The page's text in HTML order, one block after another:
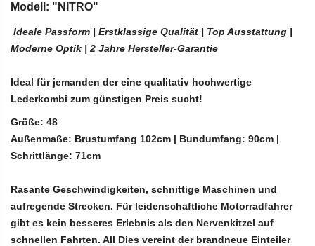
Modell: "NITRO"
Ideale Passform | Erstklassige Qualität | Top Ausstattung |
Moderne Optik | 2 Jahre Hersteller-Garantie
Ideal für jemanden der eine qualitativ hochwertige
Lederkombi zum günstigen Preis sucht!
Größe: 48
Außenmaße: Brustumfang 102cm | Bundumfang: 90cm |
Schrittlänge: 71cm
Rasante Geschwindigkeiten, schnittige Maschinen und
aufregende Strecken. Für leidenschaftliche Motorradfahrer
gibt es kein besseres Erlebnis als den Nervenkitzel auf
schnellen Fahrten. All Dies vereint der brandneue Einteiler